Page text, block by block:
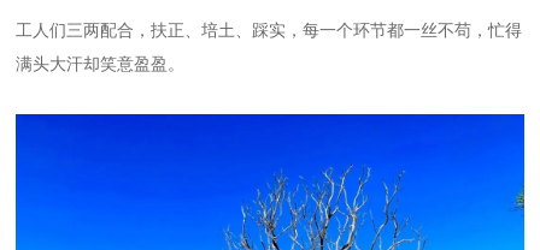
工人们三两配合，扶正、培土、踩实，每一个环节都一丝不苟，忙得
满头大汗却笑意盈盈。